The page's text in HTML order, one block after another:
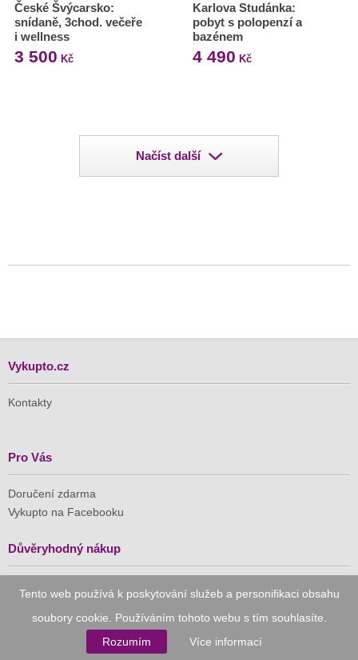
Tento web používá k poskytování služeb a personifikaci obsahu
soubory cookie. Používáním tohoto webu s tím souhlasíte.
Rozumím
Více informací
České Švýcarsko:
snídaně, 3chod. večeře
i wellness
3 500 Kč
Karlova Studánka:
pobyt s polopenzí a
bazénem
4 490 Kč
Načíst další
Vykupto.cz
Kontakty
Pro Vás
Doručení zdarma
Vykupto na Facebooku
Důvěryhodný nákup
Naše společnost je členem Asociace pro elektronickou
komerci (APEK)